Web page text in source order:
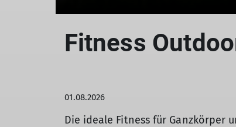
Fitness
01.08.2026
Die ideale Fitness für Ganzkörper